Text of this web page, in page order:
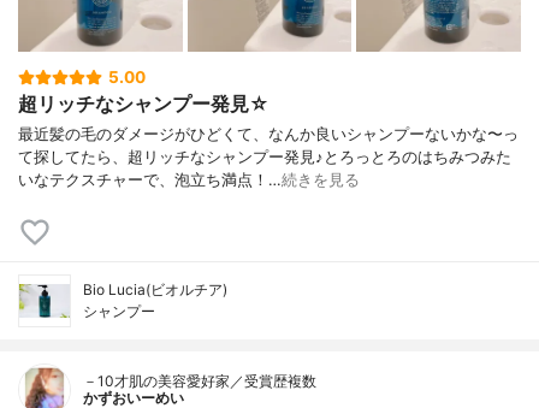
5.00
超リッチなシャンプー発見☆
最近髪の毛のダメージがひどくて、なんか良いシャンプーないかな〜っ
て探してたら、超リッチなシャンプー発見♪とろっとろのはちみつみた
いなテクスチャーで、泡立ち満点！…続きを見る
Bio Lucia(ビオルチア)
シャンプー
－10才肌の美容愛好家／受賞歴複数
かずおいーめい